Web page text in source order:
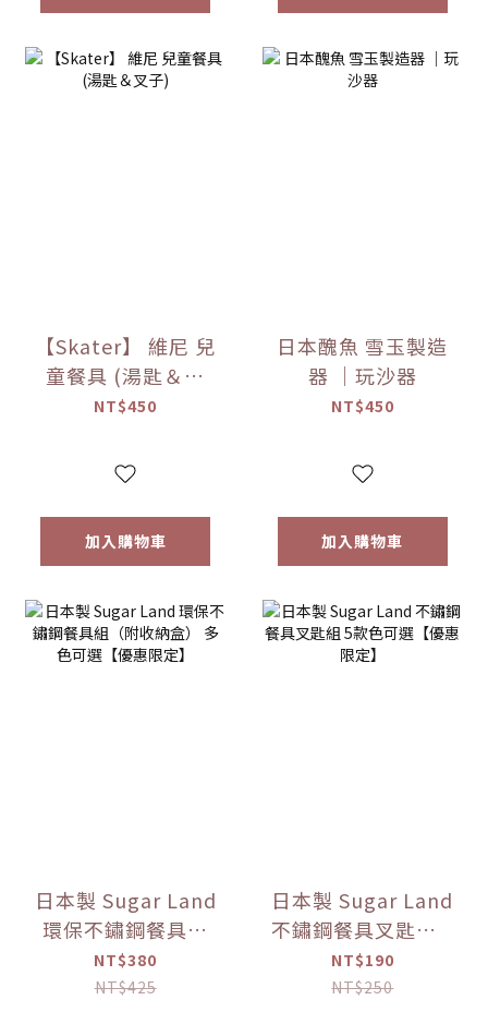
【Skater】 維尼 兒
童餐具 (湯匙＆叉
子)
NT$450
加入購物車
日本醜魚 雪玉製造
器 ｜玩沙器
NT$450
加入購物車
日本製 Sugar Land
環保不鏽鋼餐具組
（附收納盒） 多色
可選【優惠限定】
NT$380
NT$425
日本製 Sugar Land
不鏽鋼餐具叉匙組 5
款色可選【優惠限
定】
NT$190
NT$250